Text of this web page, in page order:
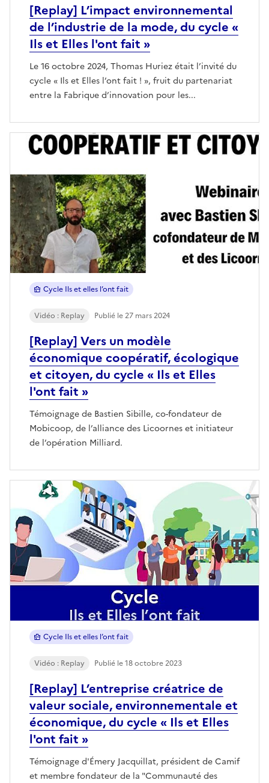
[Replay] L’impact environnemental
de l’industrie de la mode, du cycle «
Ils et Elles l'ont fait »
Le 16 octobre 2024, Thomas Huriez était l’invité du
cycle « Ils et Elles l’ont fait ! », fruit du partenariat
entre la Fabrique d’innovation pour les...
[Replay] Vers un modèle
économique coopératif, écologique
et citoyen, du cycle « Ils et Elles
l'ont fait »
Témoignage de Bastien Sibille, co-fondateur de
Mobicoop, de l’alliance des Licoornes et initiateur
de l’opération Milliard.
Cycle Ils et elles l’ont fait
Vidéo : Replay Publié le 27 mars 2024
[Replay] L’entreprise créatrice de
valeur sociale, environnementale et
économique, du cycle « Ils et Elles
l'ont fait »
Témoignage d'Émery Jacquillat, président de Camif
et membre fondateur de la "Communauté des
Cycle Ils et elles l’ont fait
Vidéo : Replay Publié le 18 octobre 2023